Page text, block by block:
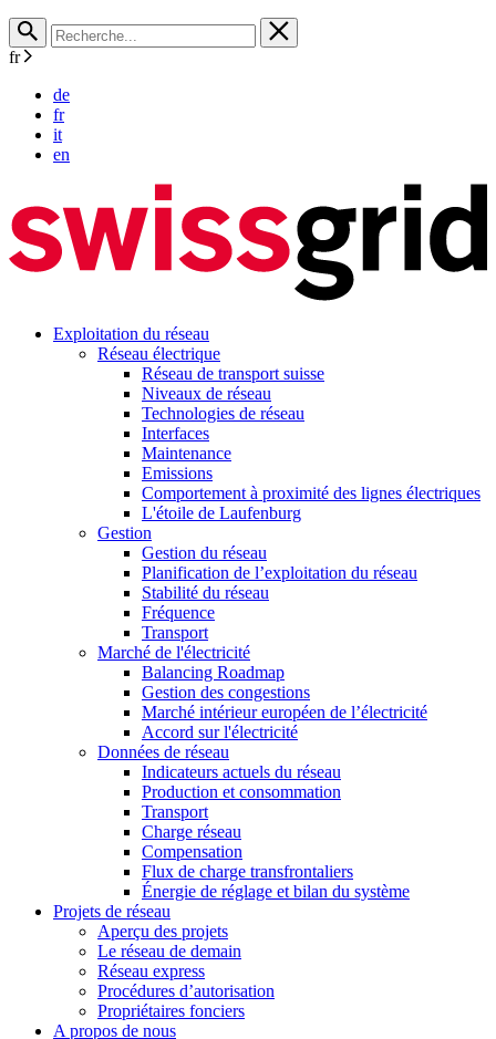
fr
de
fr
it
en
Exploitation du réseau
Réseau électrique
Réseau de transport suisse
Niveaux de réseau
Technologies de réseau
Interfaces
Maintenance
Emissions
Comportement à proximité des lignes électriques
L'étoile de Laufenburg
Gestion
Gestion du réseau
Planification de l’exploitation du réseau
Stabilité du réseau
Fréquence
Transport
Marché de l'électricité
Balancing Roadmap
Gestion des congestions
Marché intérieur européen de l’électricité
Accord sur l'électricité
Données de réseau
Indicateurs actuels du réseau
Production et consommation
Transport
Charge réseau
Compensation
Flux de charge transfrontaliers
Énergie de réglage et bilan du système
Projets de réseau
Aperçu des projets
Le réseau de demain
Réseau express
Procédures d’autorisation
Propriétaires fonciers
A propos de nous